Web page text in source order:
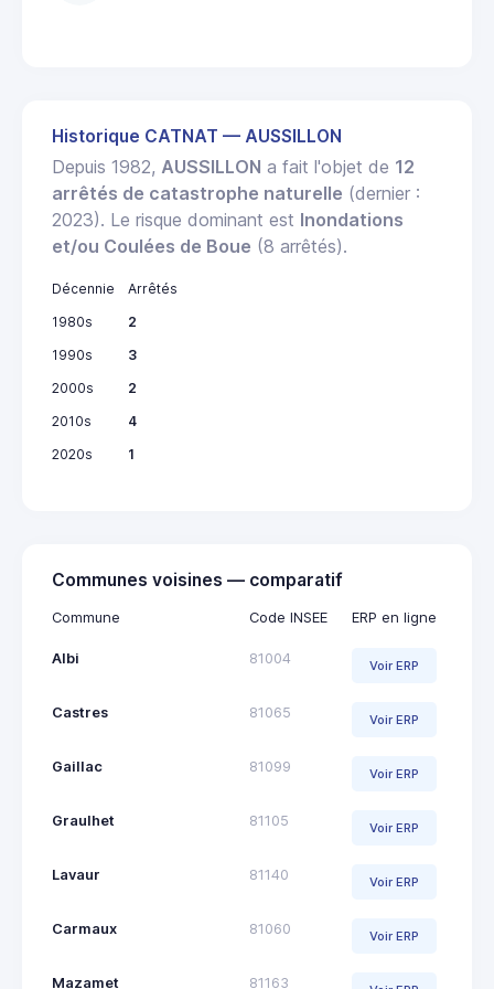
Historique CATNAT — AUSSILLON
Depuis 1982, AUSSILLON a fait l'objet de 12
arrêtés de catastrophe naturelle (dernier :
2023). Le risque dominant est Inondations
et/ou Coulées de Boue (8 arrêtés).
Décennie
Arrêtés
1980s
2
1990s
3
2000s
2
2010s
4
2020s
1
Communes voisines — comparatif
Commune Code INSEE ERP en ligne
Albi 81004 Voir ERP
Castres 81065 Voir ERP
Gaillac 81099 Voir ERP
Graulhet 81105 Voir ERP
Lavaur 81140 Voir ERP
Carmaux 81060 Voir ERP
Mazamet 81163